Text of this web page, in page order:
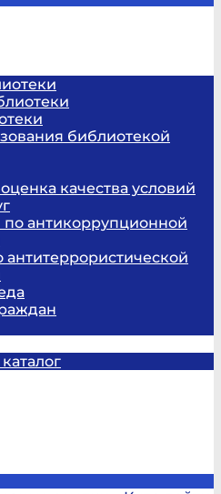
библиотекой
качества условий
антикоррупционной